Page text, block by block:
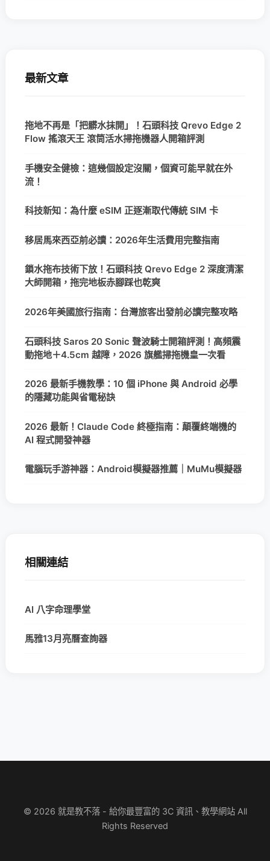
最新文章
拖地不再是「把髒水抹開」！石頭科技 Qrevo Edge 2
Flow 搖滾天王 滾筒活水掃拖機器人開箱評測
手機安全健檢：這幾個設定沒關，個資可能早就在外
流！
科技新知：為什麼 eSIM 正逐漸取代傳統 SIM 卡
移居馬來西亞前必讀：2026年生活費用完整指南
鎖水拖布技術下放！石頭科技 Qrevo Edge 2 深度清潔
大師開箱，拖完地板赤腳踩也乾爽
2026年美國旅行指南：台灣旅客出發前必讀完整攻略
石頭科技 Saros 20 Sonic 聲波騎士開箱評測！高頻震
動拖地＋4.5cm 越障，2026 旗艦掃拖機皇一次看
2026 最新手機教學：10 個 iPhone 與 Android 必學
的隱藏功能與省電秘訣
2026 最新！Claude Code 終極指南：顛覆終端機的
AI 程式開發神器
電腦玩手游神器：Android模擬器推薦｜MuMu模擬器
相關連結
AI 八字命理學堂
馬雅13月亮曆查詢器
© 2026 就是教不落 - 給你最豐富的 3C 資訊、教學網站 All
Rights Reserved